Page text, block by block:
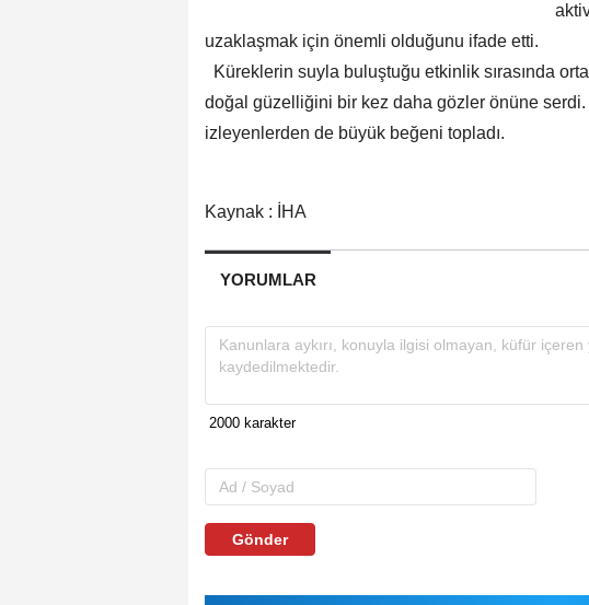
uzaklaşmak için önemli olduğunu ifade etti.
Küreklerin suyla buluştuğu etkinlik sırasında
doğal güzelliğini bir kez daha gözler önüne
izleyenlerden de büyük beğeni topladı.
Kaynak : İHA
YORUMLAR
Gönder